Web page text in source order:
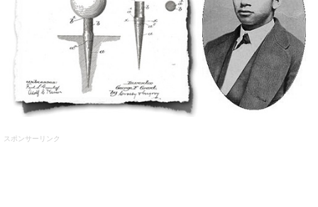
スポンサーリンク